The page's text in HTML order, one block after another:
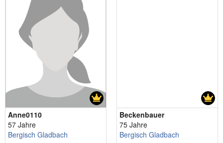
Anne0110
57 Jahre
Bergisch Gladbach
Beckenbauer
75 Jahre
Bergisch Gladbach